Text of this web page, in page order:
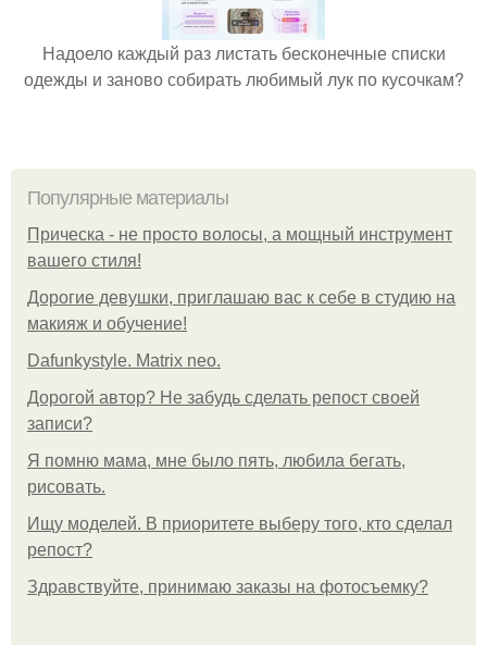
Надоело каждый раз листать бесконечные списки
одежды и заново собирать любимый лук по кусочкам?
Популярные материалы
Прическа - не просто волосы, а мощный инструмент
вашего стиля!
Дорогие девушки, приглашаю вас к себе в студию на
макияж и обучение!
Dafunkystyle. Matrix neo.
Дорогой автор? Не забудь сделать репост своей
записи?
Я помню мама, мне было пять, любила бегать,
рисовать.
Ищу моделей. В приоритете выберу того, кто сделал
репост?
Здравствуйте, принимаю заказы на фотосъемку?